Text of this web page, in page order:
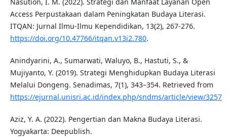
Access Perpustakaan dalam Peningkatan Budaya Literasi.
ITQAN: Jurnal Ilmu-Ilmu Kependidikan, 13(2), 267-276.
https://doi.org/10.47766/itqan.v13i2.780.
Anindyarini, A., Sumarwati, Waluyo, B., Hastuti, S., &
Mujiyanto, Y. (2019). Strategi Menghidupkan Budaya Literasi
Melalui Dongeng. Senadimas, 7(1), 343–354. Retrieved from
https://ejurnal.unisri.ac.id/index.php/sndms/article/view/3257
Aziz, Y. A. (2022). Pengertian dan Makna Budaya Literasi.
Yogyakarta: Deepublish.